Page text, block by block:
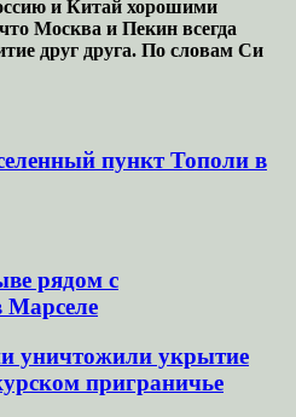
и Китай хорошими
Москва и Пекин всегда
друг друга. По словам Си
пункт Тополи в
рядом с
Марселе
уничтожили укрытие
приграничье